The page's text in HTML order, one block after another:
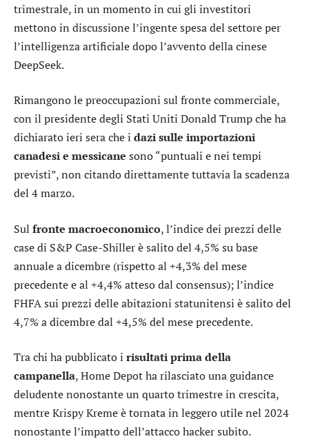
trimestrale, in un momento in cui gli investitori
mettono in discussione l’ingente spesa del settore per
l’intelligenza artificiale dopo l’avvento della cinese
DeepSeek.
Rimangono le preoccupazioni sul fronte commerciale,
con il presidente degli Stati Uniti Donald Trump che ha
dichiarato ieri sera che i dazi sulle importazioni
canadesi e messicane sono “puntuali e nei tempi
previsti”, non citando direttamente tuttavia la scadenza
del 4 marzo.
Sul fronte macroeconomico, l’indice dei prezzi delle
case di S&P Case-Shiller è salito del 4,5% su base
annuale a dicembre (rispetto al +4,3% del mese
precedente e al +4,4% atteso dal consensus); l’indice
FHFA sui prezzi delle abitazioni statunitensi è salito del
4,7% a dicembre dal +4,5% del mese precedente.
Tra chi ha pubblicato i risultati prima della
campanella,Home Depotha rilasciato una guidance
deludente nonostante un quarto trimestre in crescita,
mentreKrispy Kremeè tornata in leggero utile nel 2024
nonostante l’impatto dell’attacco hacker subito.